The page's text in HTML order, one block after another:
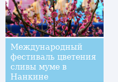
Международный
фестиваль цветения
сливы муме в
Нанкине